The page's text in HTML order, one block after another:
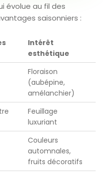
évolue au fil des
saisonniers :
Intérêt
esthétique
Floraison
(aubépine,
amélanchier)
Feuillage
luxuriant
Couleurs
automnales,
fruits décoratifs